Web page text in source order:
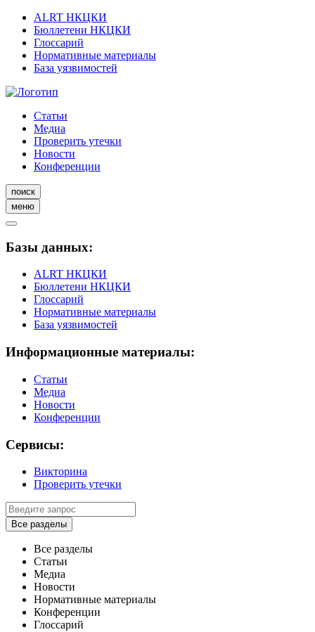
ALRT НКЦКИ
Бюллетени НКЦКИ
Глоссарий
Нормативные материалы
База уязвимостей
Статьи
Медиа
Проверить утечки
Новости
Конференции
поиск
меню
Базы данных:
ALRT НКЦКИ
Бюллетени НКЦКИ
Глоссарий
Нормативные материалы
База уязвимостей
Информационные материалы:
Статьи
Медиа
Новости
Конференции
Сервисы:
Викторина
Проверить утечки
Все разделы
Все разделы
Статьи
Медиа
Новости
Нормативные материалы
Конференции
Глоссарий